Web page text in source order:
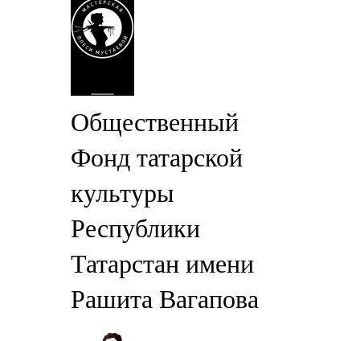
Общественный
Фонд татарской
культуры
Республики
Татарстан имени
Рашита Вагапова